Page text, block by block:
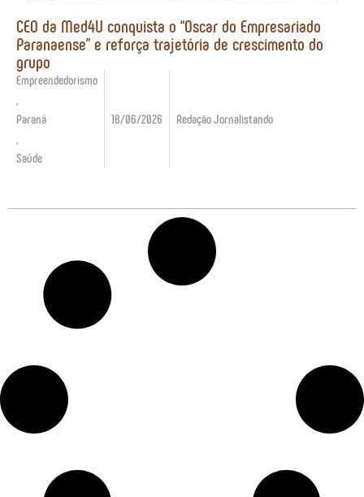
CEO da Med4U conquista o “Oscar do Empresariado
Paranaense” e reforça trajetória de crescimento do
grupo
Empreendedorismo
Paraná
Saúde
18/06/2026 Redação Jornalistando